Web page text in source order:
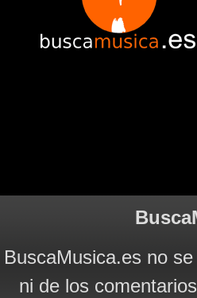
BuscaMusica.es no
ni de los